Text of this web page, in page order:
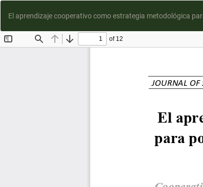
El aprendizaje cooperativo como estrategia metodológica